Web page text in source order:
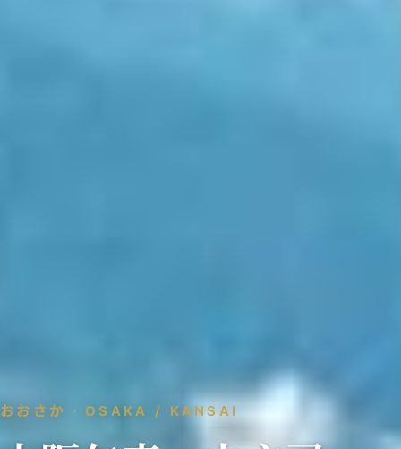
おおさか · OSAKA / KANSAI